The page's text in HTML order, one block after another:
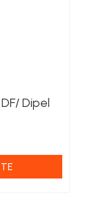
Dipel